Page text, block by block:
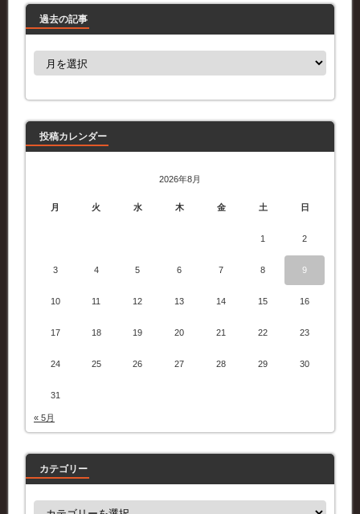
過去の記事
過
事
投稿カレンダー
2026年8月
月 火 水 木 金 土 日
1 2
3 4 5 6 7 8 9
10 11 12 13 14 15 16
17 18 19 20 21 22 23
24 25 26 27 28 29 30
31
« 5月
カテゴリー
カ